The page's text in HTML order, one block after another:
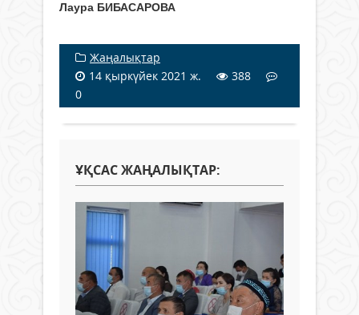
Лаура БИБАСАРОВА
Жаңалықтар
14 қыркүйек 2021 ж.
388
0
ҰҚСАС ЖАҢАЛЫҚТАР: